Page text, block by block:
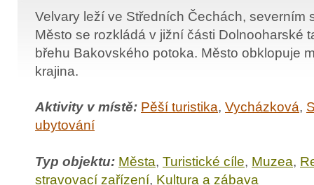
Velvary leží ve Středních Čechách, severním
Město se rozkládá v jižní části Dolnooharské
břehu Bakovského potoka. Město obklopuje
krajina.
Aktivity v místě: Pěší turistika, Vycházková,
ubytování
Typ objektu: Města, Turistické cíle, Muzea,
stravovací zařízení, Kultura a zábava